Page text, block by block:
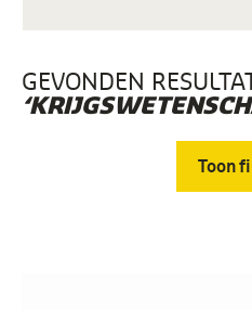
GEVONDEN
Toon